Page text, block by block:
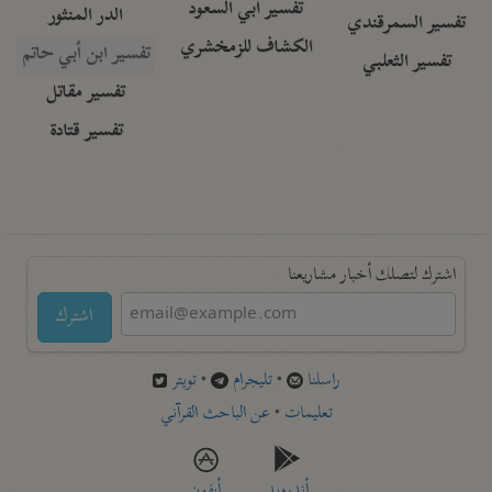
تفسير السمرقندي
تفسير الثعلبي
تفسير أبي السعود
الكشاف للزمخشري
الدر المنثور
تفسير ابن أبي حاتم
تفسير مقاتل
تفسير قتادة
اشترك لتصلك أخبار مشاريعنا
اشترك
راسلنا •تليجرام •تويتر
تعليمات •عن الباحث القرآني